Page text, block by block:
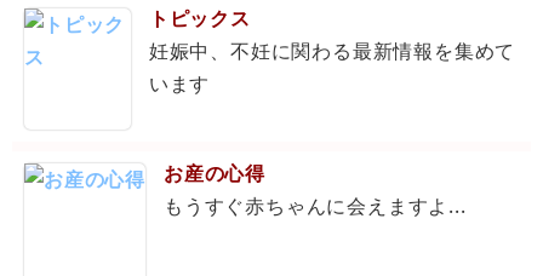
トピックス
妊娠中、不妊に関わる最新情報を集めて
います
お産の心得
もうすぐ赤ちゃんに会えますよ...